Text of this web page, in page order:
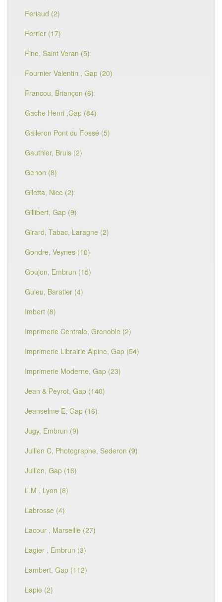
Feriaud (2)
Ferrier (17)
Fine, Saint Veran (5)
Fournier Valentin , Gap (20)
Francou, Briançon (6)
Gache Henri ,Gap (84)
Galleron Pont du Fossé (5)
Gauthier, Bruis (2)
Genon (8)
Giletta, Nice (2)
Gillibert, Gap (9)
Girard, Tabac, Laragne (2)
Gondre, Veynes (10)
Goujon, Embrun (15)
Guieu, Baratier (4)
Imbert (8)
Imprimerie Centrale, Grenoble (2)
Imprimerie Librairie Alpine, Gap (54)
Imprimerie Moderne, Gap (23)
Jean & Peyrot, Gap (140)
Jeanselme E, Gap (16)
Jugy, Embrun (9)
Jullien C, Photographe, Sederon (9)
Jullien, Gap (16)
L.M , Lyon (8)
Labrosse (4)
Lacour , Marseille (27)
Lagier , Embrun (3)
Lambert, Gap (112)
Lapie (2)